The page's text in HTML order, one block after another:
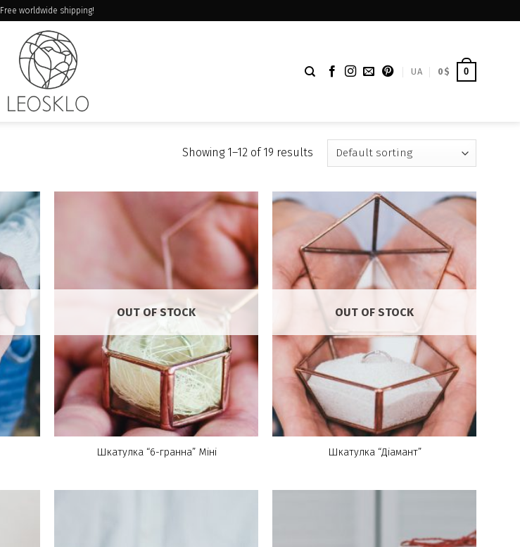
Free worldwide shipping!
UA 0 $ 0
Showing 1–12 of 19 results
OUT OF STOCK
Шкатулка “6-гранна” Міні
OUT OF STOCK
Шкатулка “Діамант”